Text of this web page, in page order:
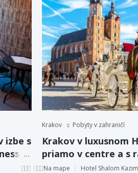
izbe s
a
Krakov Pobyty v zahraničí
Krakov v luxusnom
priamo v centre a s
Na mape Hotel Shalom